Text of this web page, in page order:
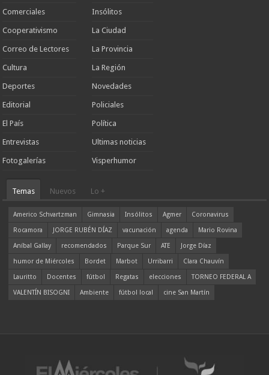
Comerciales
Cooperativismo
Correo de Lectores
Cultura
Deportes
Editorial
El País
Entrevistas
Fotogalerías
Insólitos
La Ciudad
La Provincia
La Región
Novedades
Policiales
Política
Ultimas noticias
Visperhumor
Temas Nuevos Lo +
Americo Schvartzman Gimnasia Insólitos Agmer
Coronavirus
Rocamora
JORGE RUBÉN DÍAZ vacunación agenda
Mario Rovina
Aníbal Gallay
recomendados Parque Sur ATE
Jorge Díaz
humor de Miércoles
Bordet Marbot Urribarri
Clara Chauvín
Lauritto
Docentes fútbol Regatas elecciones
TORNEO FEDERAL A
VALENTÍN BISOGNI
Ambiente fútbol local cine San Martín